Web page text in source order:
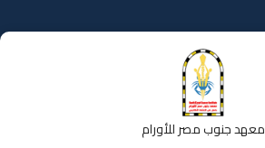
معهد جنوب مصر للأورام